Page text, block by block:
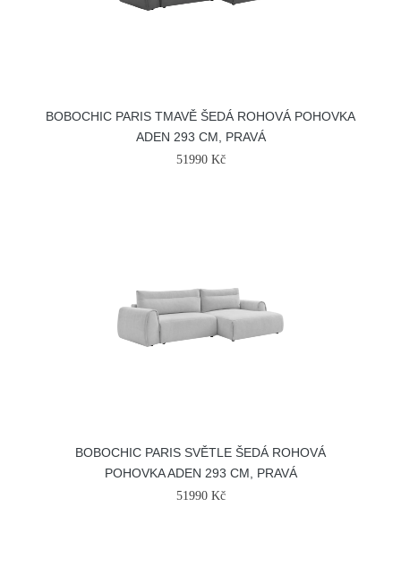
BOBOCHIC PARIS TMAVĚ ŠEDÁ ROHOVÁ POHOVKA
ADEN 293 CM, PRAVÁ
51990 Kč
BOBOCHIC PARIS SVĚTLE ŠEDÁ ROHOVÁ
POHOVKA ADEN 293 CM, PRAVÁ
51990 Kč